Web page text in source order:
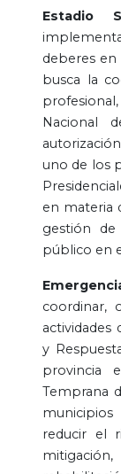
Estadio
deberes
busca la
Nacional
uno de los
en materia
gestión de
público en
coordinar,
actividades
y
provincia
Temprana
reducir el